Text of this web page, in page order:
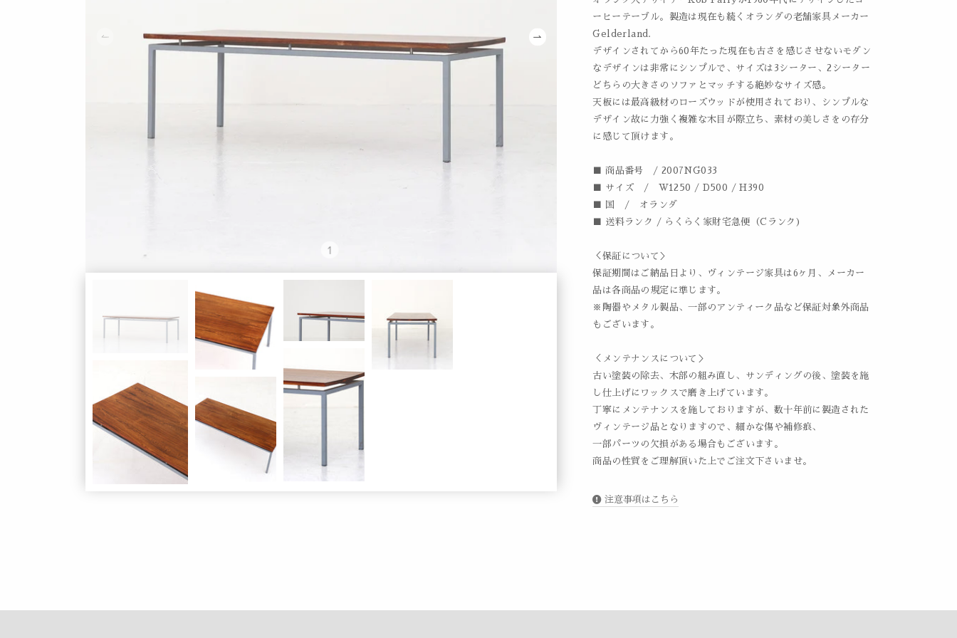
ーヒーテーブル。製造は現在も続くオランダの老舗家具メーカー
Gelderland.
デザインされてから60年たった現在も古さを感じさせないモダン
なデザインは非常にシンプルで、サイズは3シーター、2シーター
どちらの大きさのソファとマッチする絶妙なサイズ感。
天板には最高級材のローズウッドが使用されており、シンプルな
デザイン故に力強く複雑な木目が際立ち、素材の美しさをの存分
に感じて頂けます。
■ 商品番号 / 2007NG033
■ サイズ / W1250 / D500 / H390
■ 国 / オランダ
■ 送料ランク / らくらく家財宅急便（Cランク)
＜保証について＞
保証期間はご納品日より、ヴィンテージ家具は6ヶ月、メーカー
品は各商品の規定に準じます。
※陶器やメタル製品、一部のアンティーク品など保証対象外商品
もございます。
＜メンテナンスについて＞
古い塗装の除去、木部の組み直し、サンディングの後、塗装を施
し仕上げにワックスで磨き上げています。
丁寧にメンテナンスを施しておりますが、数十年前に製造された
ヴィンテージ品となりますので、細かな傷や補修痕、
一部パーツの欠損がある場合もございます。
商品の性質をご理解頂いた上でご注文下さいませ。
注意事項はこちら